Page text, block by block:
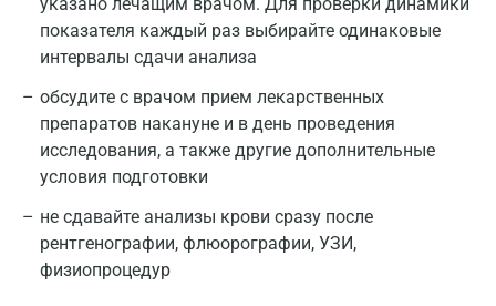
показателя каждый раз выбирайте одинаковые
интервалы сдачи анализа
обсудите с врачом прием лекарственных
препаратов накануне и в день проведения
исследования, а также другие дополнительные
условия подготовки
не сдавайте анализы крови сразу после
рентгенографии, флюорографии, УЗИ,
физиопроцедур
Астрахань
Барнаул
Брянск
Великий Новгород
Видное